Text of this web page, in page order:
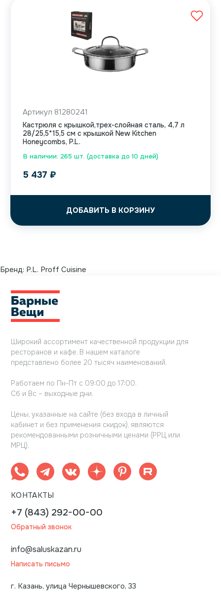
В наличии: 265 шт. (доставка до 10 дней)
Артикул 81280241
Кастрюля с крышкой,трех-слойная сталь, 4,7 л
28/25,5*15,5 см с крышкой New Kitchen
Honeycombs, P.L.
5 437 ₽
ДОБАВИТЬ В КОРЗИНУ
Бренд: P.L. Proff Cuisine
Широкий ассортимент качественной продукции для
ресторанов и кафе. В нашем каталоге
представлено более 20 тысяч наименований.
Работаем по Пн-Пт с 09:00 до 17:00.
Сб и Вс – выходные дни.
Цены, указанные на сайте (без входа в личный
кабинет и без применения скидок), являются
рекомендованными розничными ценами (РРЦ или
МРЦ).
КОНТАКТЫ
+7 (843) 292-00-00
Обратный звонок
info@saluskazan.ru
Написать письмо
г. Казань, улица Чернышевского, 33